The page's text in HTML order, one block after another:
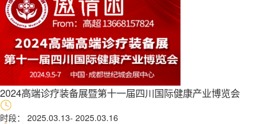
2024高端诊疗装备展暨第十一届四川国际健康产业博览会
时段： 2025.03.13- 2025.03.16